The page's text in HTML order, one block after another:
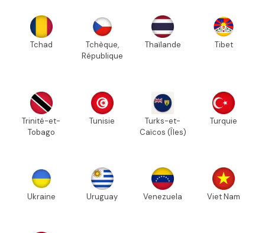
Tchad
Tchèque,
République
Thaïlande Tibet
Trinité-et-
Tobago
Tunisie
Turks-et-
Caïcos (Îles)
Turquie
Ukraine Uruguay Venezuela Viet Nam